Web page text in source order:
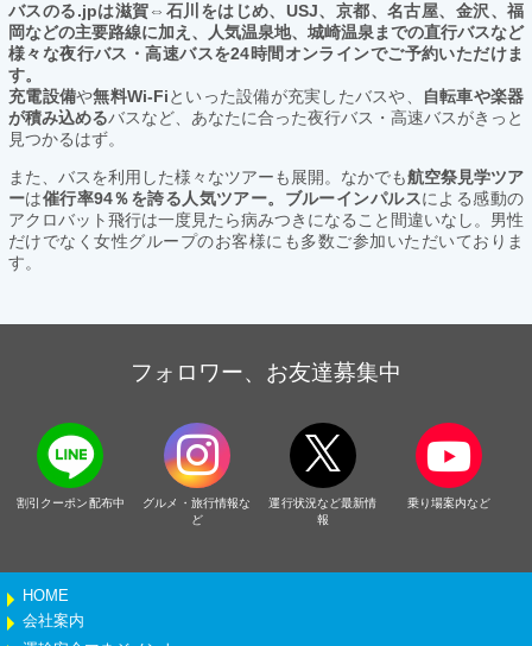
バスのる.jpは滋賀⇔石川をはじめ、USJ、京都、名古屋、金沢、福
岡などの主要路線に加え、人気温泉地、城崎温泉までの直行バスなど
様々な夜行バス・高速バスを24時間オンラインでご予約いただけま
す。
充電設備や無料Wi-Fiといった設備が充実したバスや、
自転車や楽器
が積み込めるバスなど、あなたに合った夜行バス・高速バスがきっと
見つかるはず。
また、バスを利用した様々なツアーも展開。なかでも航空祭見学ツア
ーは催行率94％を誇る人気ツアー。ブルーインパルスによる感動の
アクロバット飛行は一度見たら病みつきになること間違いなし。男性
だけでなく女性グループのお客様にも多数ご参加いただいておりま
す。
フォロワー、お友達募集中
割引クーポン配布中
グルメ・旅行情報な
ど
運行状況など最新情
報
乗り場案内など
HOME
会社案内